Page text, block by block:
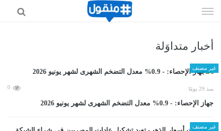
الى
أخبار متداوَلة
غير مصنف
منذ 29 يومًا 0
جهاز الإحصاء: - 0.9% معدل التضخم الشهرى لشهر يونيو 2026
غير مصنف